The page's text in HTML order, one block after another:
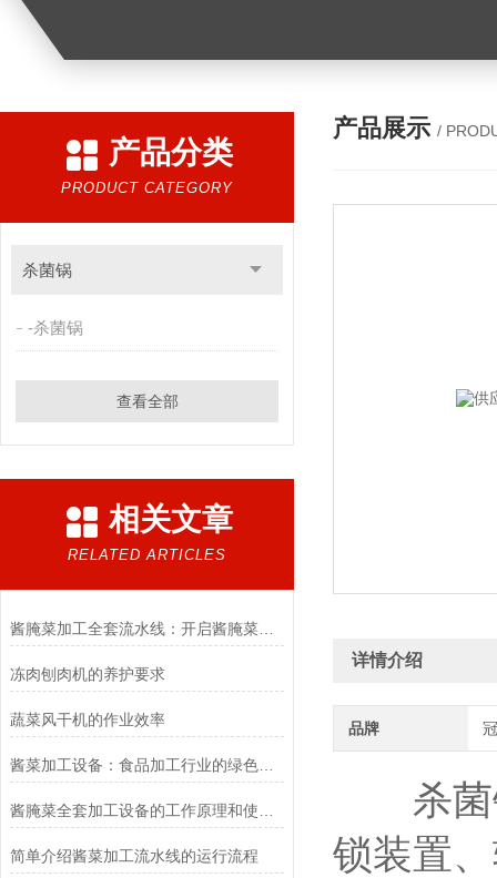
产品分类
PRODUCT CATEGORY
杀菌锅
-杀菌锅
查看全部
相关文章
RELATED ARTICLES
冻肉刨肉机的养护要求
蔬菜风干机的作业效率
酱菜加工设备：食品加工行业的绿色革命者
简单介绍酱菜加工流水线的运行流程
产品展示 /
详情介绍
品牌
杀菌锅
锁装置